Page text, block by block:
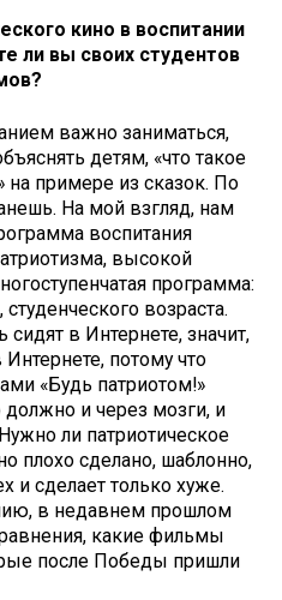
кино в воспитании
ли вы своих студентов
важно заниматься,
детям,​ «что такое
на примере из сказок. По
На мой взгляд, нам
воспитания
высокой
программа:
возраста.
в Интернете, значит,
потому что
«Будь патриотом!»
и через мозги, и
ли патриотическое
плохо сделано, шаблонно,
и сделает только хуже.
в недавнем прошлом
какие фильмы
после Победы пришли